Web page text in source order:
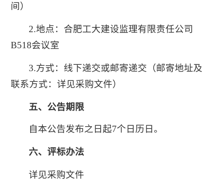
间）
2.地点：合肥工大建设监理有限责任公司
B518会议室
3.方式：线下递交或邮寄递交（邮寄地址及
联系方式：详见采购文件）
五、公告期限
自本公告发布之日起7个日历日。
六、评标办法
详见采购文件